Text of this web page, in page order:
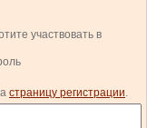
участвовать в
страницу регистрации.